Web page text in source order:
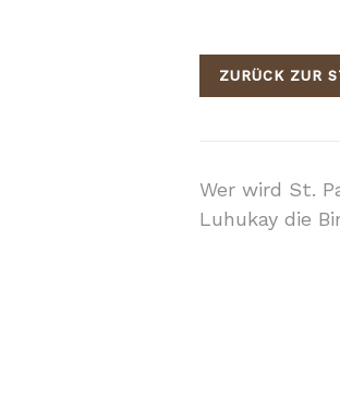
ZURÜCK ZUR
Wer wird St.
Luhukay die